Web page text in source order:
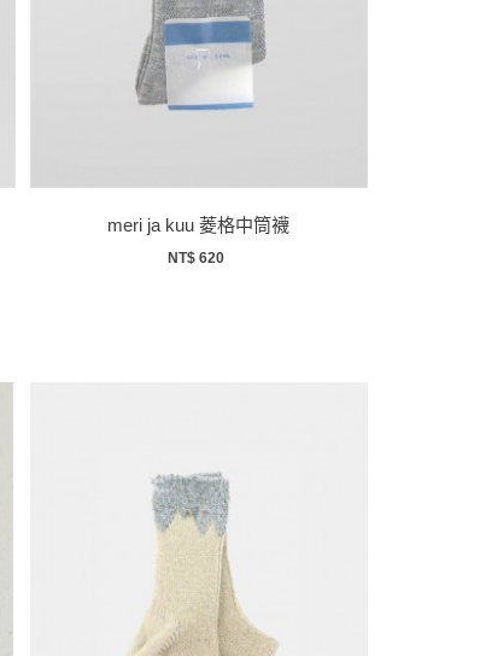
meri ja kuu 菱格中筒襪
NT$ 620